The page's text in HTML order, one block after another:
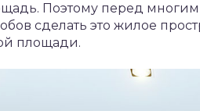
Поэтому перед многими
сделать это жилое
площади.